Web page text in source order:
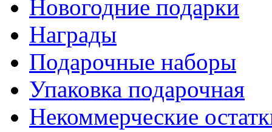
Новогодние подарки
Награды
Подарочные наборы
Упаковка подарочная
Некоммерческие